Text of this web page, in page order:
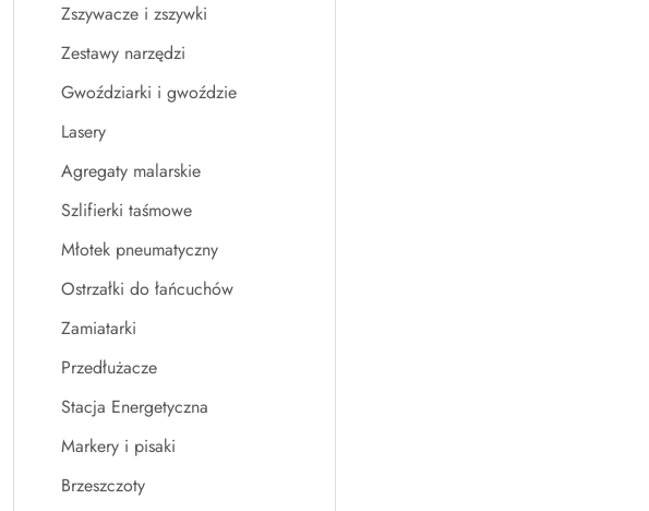
Zszywacze i zszywki
Zestawy narzędzi
Gwoździarki i gwoździe
Lasery
Agregaty malarskie
Szlifierki taśmowe
Młotek pneumatyczny
Ostrzałki do łańcuchów
Zamiatarki
Przedłużacze
Stacja Energetyczna
Markery i pisaki
Brzeszczoty